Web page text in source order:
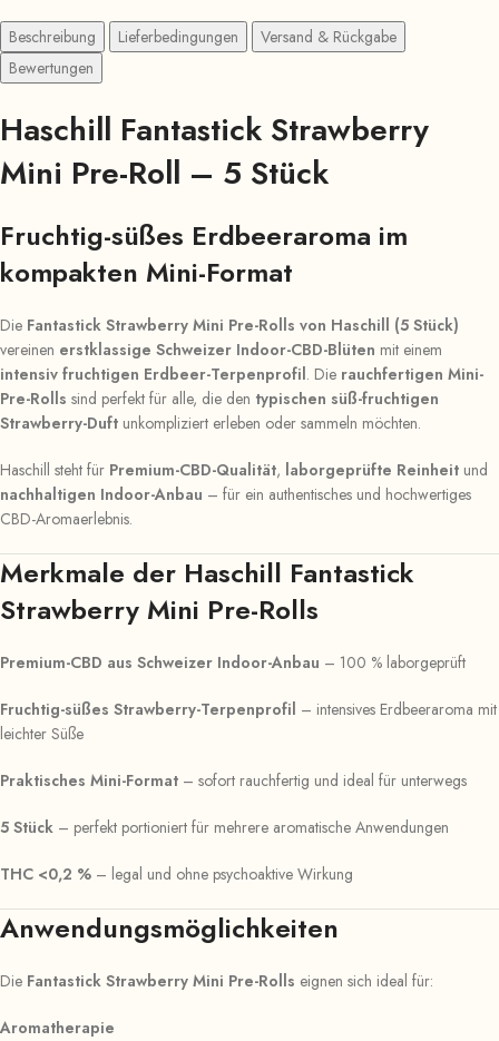
Beschreibung Lieferbedingungen
Versand & Rückgabe
Bewertungen
Haschill Fantastick Strawberry
Mini Pre-Roll – 5 Stück
Fruchtig-süßes Erdbeeraroma im
kompakten Mini-Format
Die Fantastick Strawberry Mini Pre-Rolls von Haschill (5 Stück)
vereinen erstklassige Schweizer Indoor-CBD-Blüten mit einem
intensiv fruchtigen Erdbeer-Terpenprofil. Die rauchfertigen Mini-
Pre-Rolls sind perfekt für alle, die den typischen süß-fruchtigen
Strawberry-Duft unkompliziert erleben oder sammeln möchten.
Haschill steht für Premium-CBD-Qualität, laborgeprüfte Reinheit und
nachhaltigen Indoor-Anbau – für ein authentisches und hochwertiges
CBD-Aromaerlebnis.
Merkmale der Haschill Fantastick
Strawberry Mini Pre-Rolls
Premium-CBD aus Schweizer Indoor-Anbau – 100 % laborgeprüft
Fruchtig-süßes Strawberry-Terpenprofil – intensives Erdbeeraroma mit
leichter Süße
Praktisches Mini-Format – sofort rauchfertig und ideal für unterwegs
5 Stück – perfekt portioniert für mehrere aromatische Anwendungen
THC <0,2 % – legal und ohne psychoaktive Wirkung
Anwendungsmöglichkeiten
Die Fantastick Strawberry Mini Pre-Rolls eignen sich ideal für:
Aromatherapie